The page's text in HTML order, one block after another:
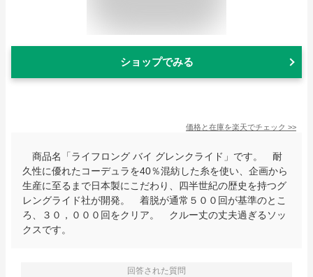
ショップでみる
価格と在庫を楽天でチェック >>
商品名「ライフロング バイ グレンクライド」です。 耐
久性に優れたコーデュラを40％混紡した糸を使い、企画から
生産に至るまで日本製にこだわり、四半世紀の歴史を持つグ
レングライド社が開発。 着脱が通常５００回が基準のとこ
ろ、３０，０００回をクリア。 クルー丈の丈夫過ぎるソッ
クスです。
回答された質問